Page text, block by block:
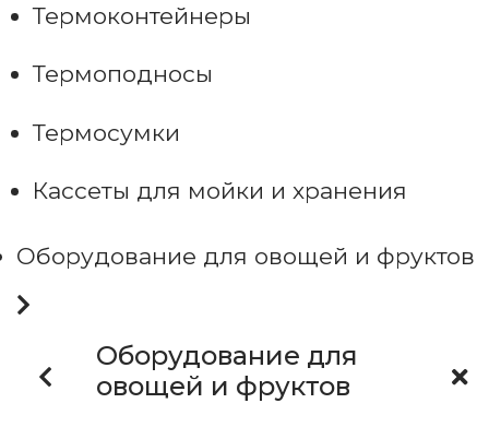
Термоконтейнеры
Термоподносы
Термосумки
Кассеты для мойки и хранения
Оборудование для овощей и фруктов
Оборудование для
овощей и фруктов